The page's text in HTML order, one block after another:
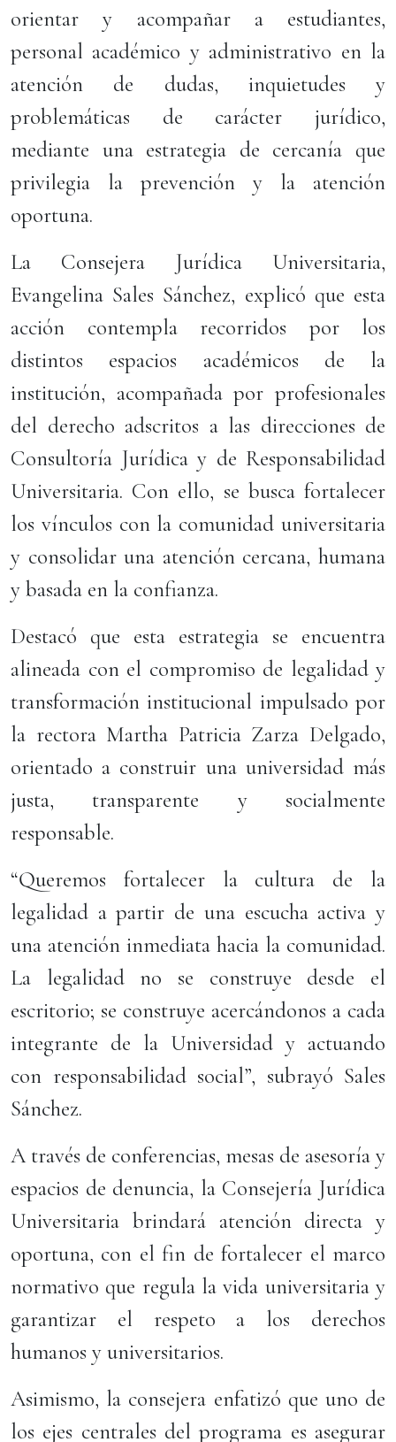
orientar y acompañar a estudiantes,
personal académico y administrativo en la
atención de dudas, inquietudes y
problemáticas de carácter jurídico,
mediante una estrategia de cercanía que
privilegia la prevención y la atención
oportuna.
La Consejera Jurídica Universitaria,
Evangelina Sales Sánchez, explicó que esta
acción contempla recorridos por los
distintos espacios académicos de la
institución, acompañada por profesionales
del derecho adscritos a las direcciones de
Consultoría Jurídica y de Responsabilidad
Universitaria. Con ello, se busca fortalecer
los vínculos con la comunidad universitaria
y consolidar una atención cercana, humana
y basada en la confianza.
Destacó que esta estrategia se encuentra
alineada con el compromiso de legalidad y
transformación institucional impulsado por
la rectora Martha Patricia Zarza Delgado,
orientado a construir una universidad más
justa, transparente y socialmente
responsable.
“Queremos fortalecer la cultura de la
legalidad a partir de una escucha activa y
una atención inmediata hacia la comunidad.
La legalidad no se construye desde el
escritorio; se construye acercándonos a cada
integrante de la Universidad y actuando
con responsabilidad social”, subrayó Sales
Sánchez.
A través de conferencias, mesas de asesoría y
espacios de denuncia, la Consejería Jurídica
Universitaria brindará atención directa y
oportuna, con el fin de fortalecer el marco
normativo que regula la vida universitaria y
garantizar el respeto a los derechos
humanos y universitarios.
Asimismo, la consejera enfatizó que uno de
los ejes centrales del programa es asegurar